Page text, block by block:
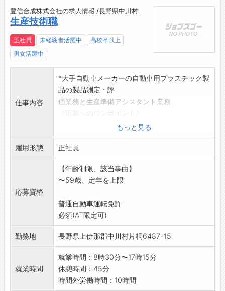
豊信合成株式会社の求人情報 /長野県中川村
生産技術職
正社員 未経験者活躍中
高校卒以上
男女活躍中
仕事内容
*大手自動車メーカーの自動車用プラスチック製
品の製品測定・評
価業務と生産準備アシスタント業務
・最大10連休(2024年度実績)・
・頼れる先輩社員と相談しやすい職場環境
・応募前の職場見学歓迎します。お問い合わせ
ください。
変更範囲:製造業務を含む当社業務全般
もっと見る
雇用形態 正社員
応募資格
【年齢制限、該当事由】
〜59歳、定年を上限
普通自動車運転免許
必須(AT限定可)
勤務地 長野県上伊那郡中川村片桐6487-15
就業時間
就業時間：8時30分〜17時15分
休憩時間：45分
時間外労働時間：10時間